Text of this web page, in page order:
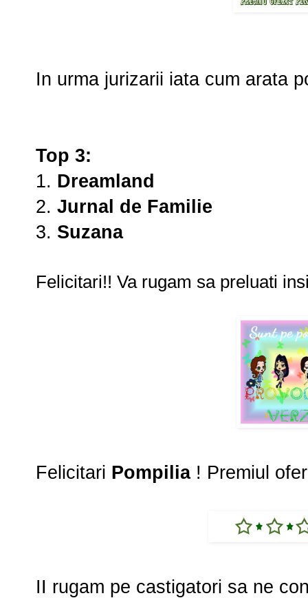
In urma jurizarii iata cum arata
Top 3:
1. Dreamland
2. Jurnal de Familie
3. Suzana
Felicitari!! Va rugam sa preluati
Felicitari Pompilia ! Premiul
II rugam pe castigatori sa ne